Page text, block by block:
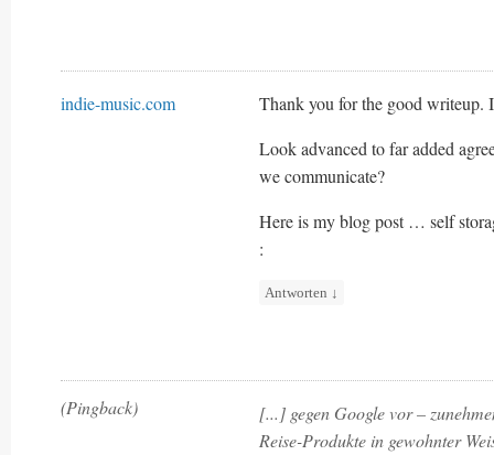
indie-music.com
Thank you for the good writeup.
Look advanced to far added
we communicate?
Here is my blog post … self
:
Antworten ↓
(Pingback)
[...] gegen Google vor –
Reise-Produkte in gewohnter